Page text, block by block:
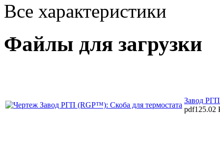
Все характеристики
Файлы для загрузки
Завод
pdf125.02